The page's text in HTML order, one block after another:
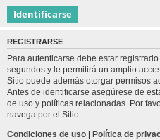
REGISTRARSE
Para autenticarse debe estar
segundos y le permitirá un amplio
Sitio puede además otorgar permisos
Antes de identificarse asegúrese de
de uso y políticas relacionadas. Por
navega por el Sitio.
Condiciones de uso | Política de